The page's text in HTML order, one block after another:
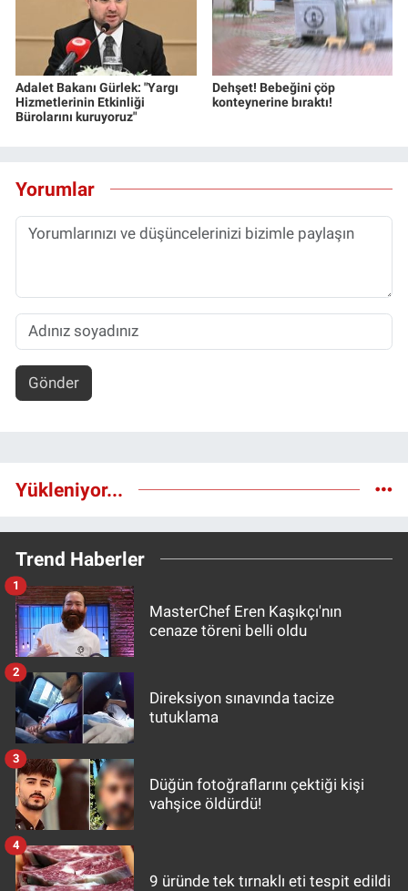
Adalet Bakanı Gürlek: "Yargı
Hizmetlerinin Etkinliği
Bürolarını kuruyoruz"
Dehşet! Bebeğini çöp
konteynerine bıraktı!
Yorumlar
Gönder
Yükleniyor...
Trend Haberler
MasterChef Eren Kaşıkçı'nın
cenaze töreni belli oldu
1
Direksiyon sınavında tacize
tutuklama
2
Düğün fotoğraflarını çektiği kişi
vahşice öldürdü!
3
9 üründe tek tırnaklı eti tespit edildi
4
Yerel Yaşam
Canlı Yayın